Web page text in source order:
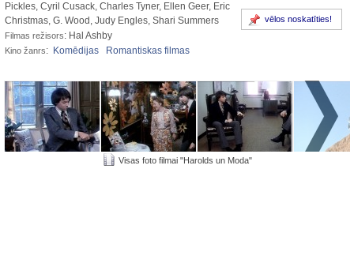
vēlos noskatīties!
Pickles, Cyril Cusack, Charles Tyner, Ellen Geer, Eric
Christmas, G. Wood, Judy Engles, Shari Summers
Filmas režisors: Hal Ashby
Kino žanrs: Komēdijas Romantiskas filmas
Visas foto filmai "Harolds un Moda"